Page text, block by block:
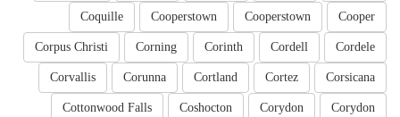
Cooper
Cooperstown
Cooperstown
Coquille
Cordele
Cordell
Corinth
Corning
Corpus Christi
Corsicana
Cortez
Cortland
Corunna
Corvallis
Corydon
Corydon
Coshocton
Cottonwood Falls